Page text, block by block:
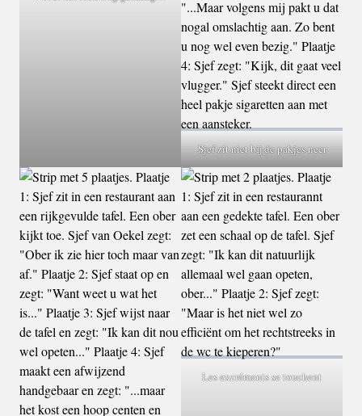
Sjef zit niet bij de pakjes neer
Les excréments se touchent